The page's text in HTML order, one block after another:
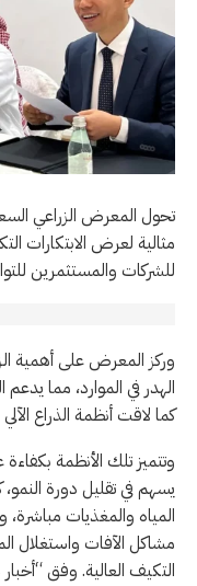
مثالية لعرض الابتكارات
للشركات والمستثمرين
وركز المعرض على أهمية
الهدر في الموارد، مما
كما لاقت أنظمة الذراع الآلي
وتتميز تلك الأنظمة
يسهم في تقليل دورة
المياه والمغذيات
مشاكل الآفات واستغلال
التكيف العالية. وفق “أخبار 24”.